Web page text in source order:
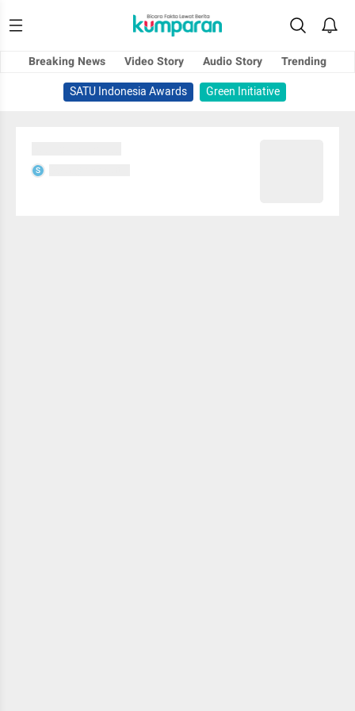
Breaking News Video Story Audio Story
Trending
SATU Indonesia Awards
Green Initiative
S